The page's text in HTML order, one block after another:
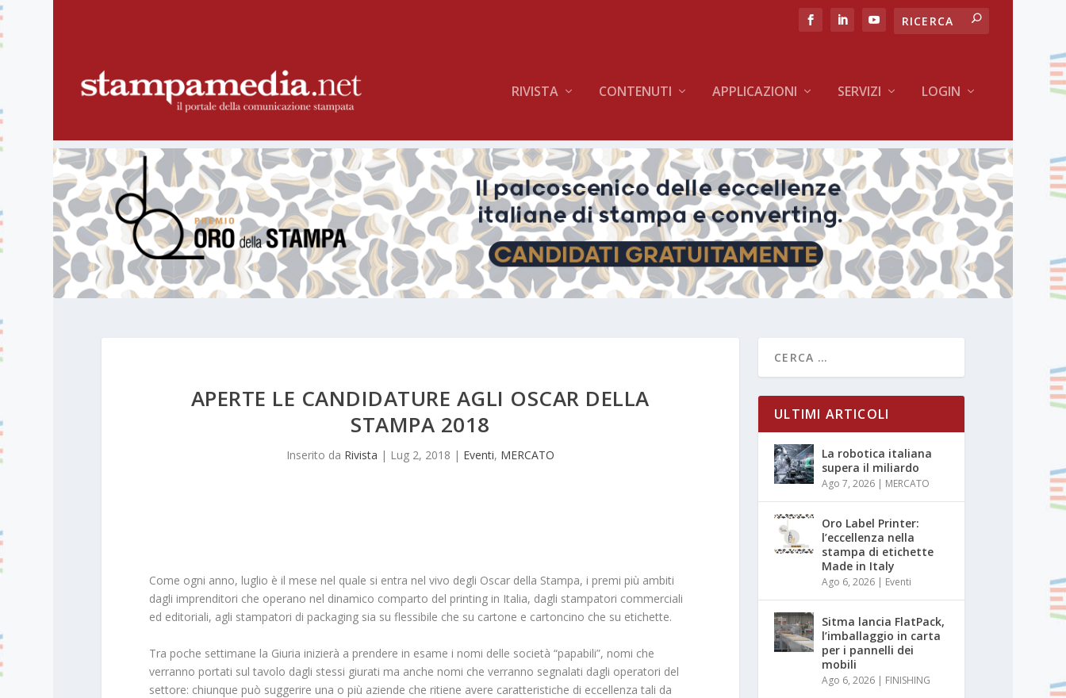
RIVISTA CONTENUTI APPLICAZIONI SERVIZI LOGIN
APERTE LE CANDIDATURE AGLI OSCAR DELLA
STAMPA 2018
Inserito da Rivista | Lug 2, 2018 | Eventi, MERCATO
Come ogni anno, luglio è il mese nel quale si entra nel vivo degli Oscar della Stampa, i premi più ambiti
dagli imprenditori che operano nel dinamico comparto del printing in Italia, dagli stampatori commerciali
ed editoriali, agli stampatori di packaging sia su flessibile che su cartone e cartoncino che su etichette.
Tra poche settimane la Giuria inizierà a prendere in esame i nomi delle società “papabili”, nomi che
verranno portati sul tavolo dagli stessi giurati ma anche nomi che verranno segnalati dagli operatori del
settore: chiunque può suggerire una o più aziende che ritiene avere caratteristiche di eccellenza tali da
ULTIMI ARTICOLI
La robotica italiana
supera il miliardo
Ago 7, 2026 | MERCATO
Oro Label Printer:
l’eccellenza nella
stampa di etichette
Made in Italy
Ago 6, 2026 | Eventi
Sitma lancia FlatPack,
l’imballaggio in carta
per i pannelli dei
mobili
Ago 6, 2026 | FINISHING